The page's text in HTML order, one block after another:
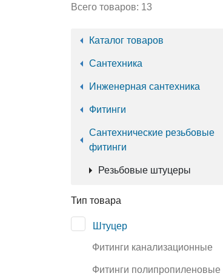
Всего товаров: 13
Каталог товаров
Сантехника
Инженерная сантехника
Фитинги
Сантехнические резьбовые
фитинги
Резьбовые штуцеры
Тип товара
Штуцер
Фитинги канализационные
Фитинги полипропиленовые